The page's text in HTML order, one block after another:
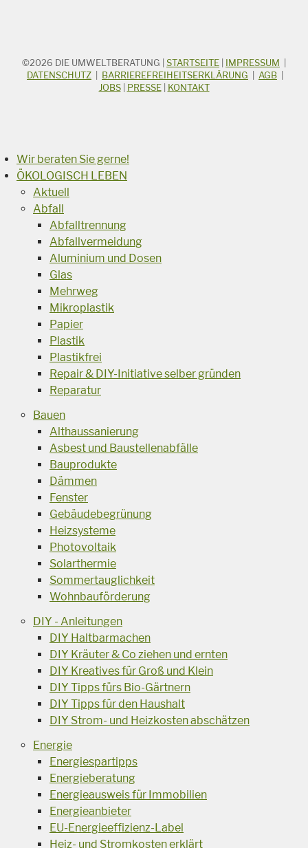
STICHWORTSUCHE
Suchbegriff
©2026 DIE UMWELTBERATUNG STARTSEITE IMPRESSUM
DATENSCHUTZ
BARRIEREFREIHEITSERKLÄRUNG AGB
JOBS| PRESSE| KONTAKT
Wir beraten Sie gerne!
ÖKOLOGISCH LEBEN
Aktuell
Abfall
Abfalltrennung
Abfallvermeidung
Aluminium und Dosen
Glas
Mehrweg
Mikroplastik
Papier
Plastik
Plastikfrei
Repair & DIY-Initiative selber gründen
Reparatur
Bauen
Althaussanierung
Asbest und Baustellenabfälle
Bauprodukte
Dämmen
Fenster
Gebäudebegrünung
Heizsysteme
Photovoltaik
Solarthermie
Sommertauglichkeit
Wohnbauförderung
DIY - Anleitungen
DIY Haltbarmachen
DIY Kräuter & Co ziehen und ernten
DIY Kreatives für Groß und Klein
DIY Tipps fürs Bio-Gärtnern
DIY Tipps für den Haushalt
DIY Strom- und Heizkosten abschätzen
Energie
Energiespartipps
Energieberatung
Energieausweis für Immobilien
Energieanbieter
EU-Energieeffizienz-Label
Heiz- und Stromkosten erklärt